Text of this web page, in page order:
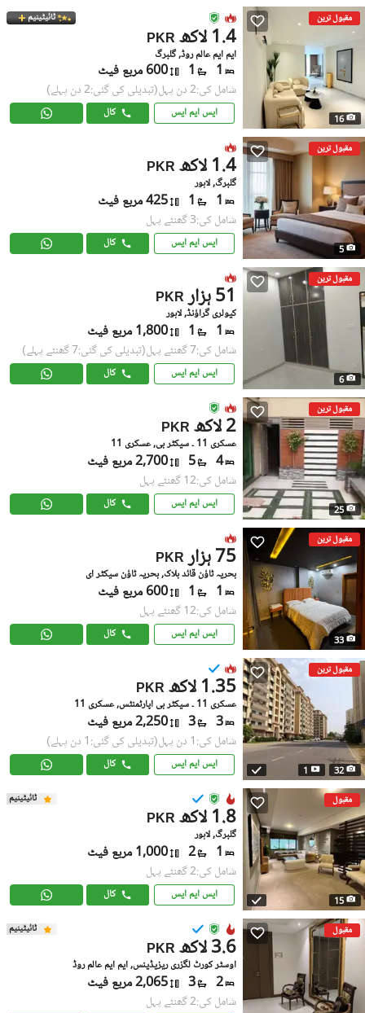
مقبول ترین
16
ٹائیٹینیم
PKR 1.4 لاکھ
ایم ایم عالم روڈ, گلبرگ
1
1 600 مربع فیٹ
شامل کی:2 دن پہل (تبدیلی کی گئی:2 دن پہلے)
ایس ایم ایس کال
مقبول ترین
5
PKR 1.4 لاکھ
گلبرگ, لاہور
1
1 425 مربع فیٹ
شامل کی:3 گھنٹے پہل
ایس ایم ایس کال
مقبول ترین
6
PKR 51 ہزار
کیولری گراؤنڈ, لاہور
1
1 1,800 مربع فیٹ
شامل کی:7 گھنٹے پہل (تبدیلی کی گئی:7 گھنٹے پہلے)
ایس ایم ایس کال
مقبول ترین
25
PKR 2 لاکھ
عسکری 11 ۔ سیکٹر بی, عسکری 11
4
5 2,700 مربع فیٹ
شامل کی:12 گھنٹے پہل
ایس ایم ایس کال
مقبول ترین
33
PKR 75 ہزار
بحریہ ٹاؤن قائد بلاک, بحریہ ٹاؤن سیکٹر ای
1
1 600 مربع فیٹ
شامل کی:12 گھنٹے پہل
ایس ایم ایس کال
مقبول ترین
32
1
PKR 1.35 لاکھ
عسکری 11 ۔ سیکٹر بی اپارٹمنٹس, عسکری 11
3
3 2,250 مربع فیٹ
شامل کی:1 دن پہل (تبدیلی کی گئی:1 دن پہلے)
ایس ایم ایس کال
مقبول
15
ٹائیٹینیم
PKR 1.8 لاکھ
گلبرگ, لاہور
1
2 1,000 مربع فیٹ
شامل کی:2 گھنٹے پہل
ایس ایم ایس کال
مقبول ٹائیٹینیم
PKR 3.6 لاکھ
اوسٹر کورٹ لگزری ریزیڈینس, ایم ایم عالم روڈ
2
3 2,065 مربع فیٹ
شامل کی:2 گھنٹے پہل